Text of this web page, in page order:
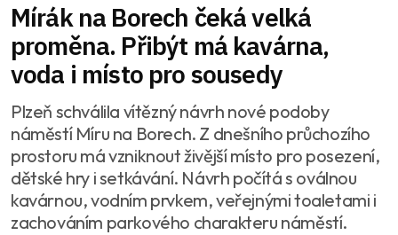
Mírák na Borech čeká velká
proměna. Přibýt má kavárna,
voda i místo pro sousedy
Plzeň schválila vítězný návrh nové podoby
náměstí Míru na Borech. Z dnešního průchozího
prostoru má vzniknout živější místo pro posezení,
dětské hry i setkávání. Návrh počítá s oválnou
kavárnou, vodním prvkem, veřejnými toaletami i
zachováním parkového charakteru náměstí.